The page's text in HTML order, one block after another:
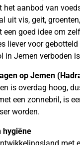
het aanbod van
uit vis, geit,
een goed idee om
liever voor
in Jemen verboden
op Jemen
is overdag hoog,
een zonnebril, is
worden.
hygiëne